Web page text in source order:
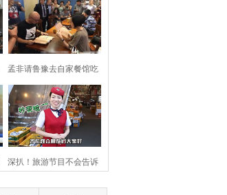
孟非请鲁豫去自家餐馆吃
面 两人相谈甚
深扒！旅游节目不会告诉